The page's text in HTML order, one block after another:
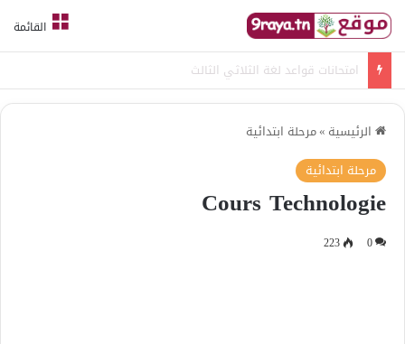
القائمة
امتحانات قواعد لغة الثلاثي الثالث
الرئيسية »مرحلة ابتدائية
مرحلة ابتدائية
Cours Technologie
0
223